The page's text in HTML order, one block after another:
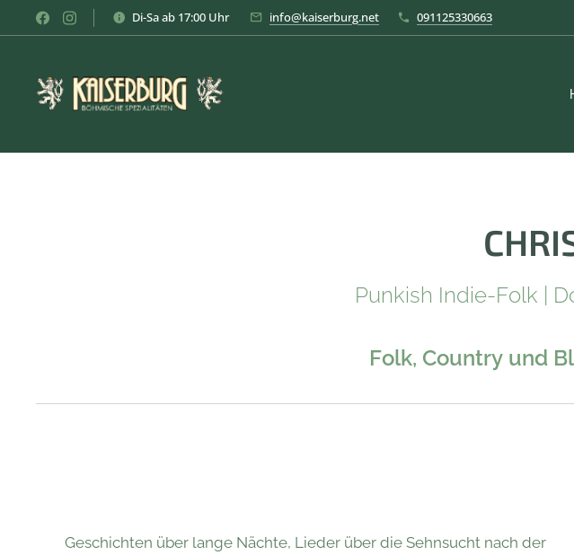
Di-Sa ab 17:00 Uhr info@kaiserburg.net 091125330663
Punkish Indie-Folk |
Folk, Country und
Geschichten über lange Nächte, Lieder über die Sehnsucht nach der